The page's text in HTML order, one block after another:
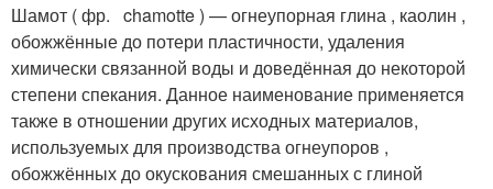
Шамот ( фр. chamotte ) — огнеупорная глина , каолин ,
обожжённые до потери пластичности, удаления
химически связанной воды и доведённая до некоторой
степени спекания. Данное наименование применяется
также в отношении других исходных материалов,
используемых для производства огнеупоров ,
обожжённых до окускования смешанных с глиной